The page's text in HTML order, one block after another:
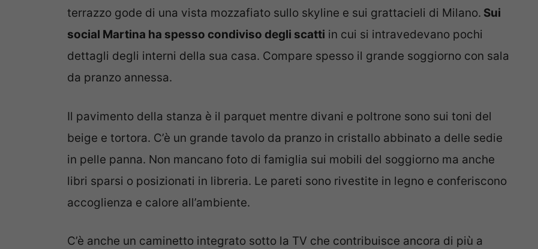
terrazzo gode di una vista mozzafiato sullo skyline e sui grattacieli di Milano. Sui
social Martina ha spesso condiviso degli scatti in cui si intravedevano pochi
dettagli degli interni della sua casa. Compare spesso il grande soggiorno con sala
da pranzo annessa.
Il pavimento della stanza è il parquet mentre divani e poltrone sono sui toni del
beige e tortora. C’è un grande tavolo da pranzo in cristallo abbinato a delle sedie
in pelle panna. Non mancano foto di famiglia sui mobili del soggiorno ma anche
libri sparsi o posizionati in libreria. Le pareti sono rivestite in legno e conferiscono
accoglienza e calore all’ambiente.
C’è anche un caminetto integrato sotto la TV che contribuisce ancora di più a